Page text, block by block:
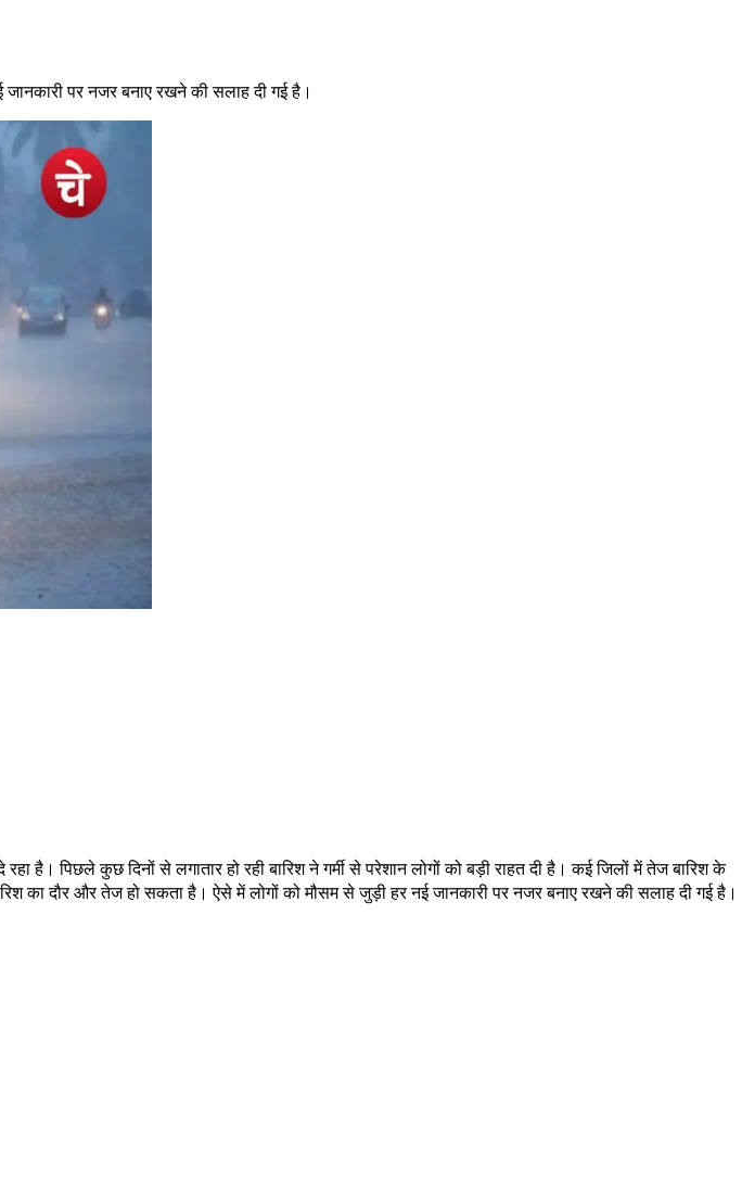
पर नजर बनाए रखने की सलाह दी गई है।
पिछले कुछ दिनों से लगातार हो रही बारिश ने गर्मी से परेशान लोगों को बड़ी राहत दी है। कई जिलों में तेज बारिश के
का दौर और तेज हो सकता है। ऐसे में लोगों को मौसम से जुड़ी हर नई जानकारी पर नजर बनाए रखने की सलाह दी गई है।